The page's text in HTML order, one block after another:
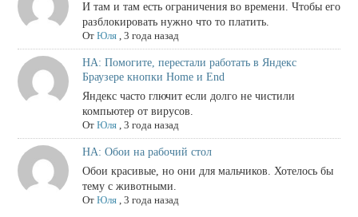
И там и там есть ограничения во времени. Чтобы его
разблокировать нужно что то платить.
От Юля, 3 года назад
НА: Помогите, перестали работать в Яндекс
Браузере кнопки Home и End
Яндекс часто глючит если долго не чистили
компьютер от вирусов.
От Юля, 3 года назад
НА: Обои на рабочий стол
Обои красивые, но они для мальчиков. Хотелось бы
тему с животными.
От Юля, 3 года назад